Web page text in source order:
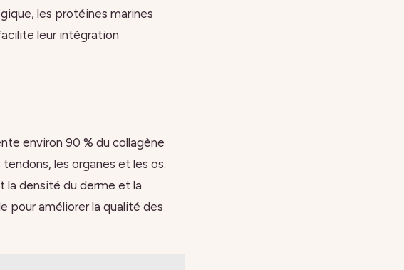
les protéines marines
leur intégration
environ 90 % du collagène
les organes et les os.
densité du derme et la
pour améliorer la qualité des